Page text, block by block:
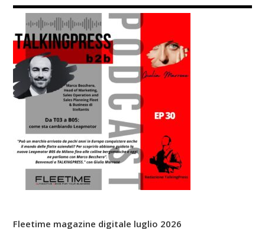
Fleetime magazine digitale luglio 2026